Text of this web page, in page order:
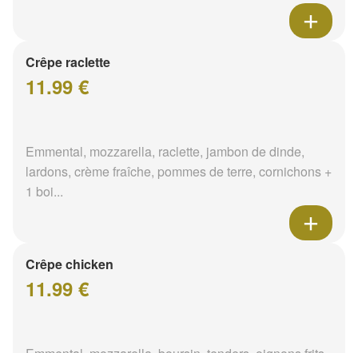
Crêpe raclette
11.99 €
Emmental, mozzarella, raclette, jambon de dinde,
lardons, crème fraîche, pommes de terre, cornichons +
1 boi...
Crêpe chicken
11.99 €